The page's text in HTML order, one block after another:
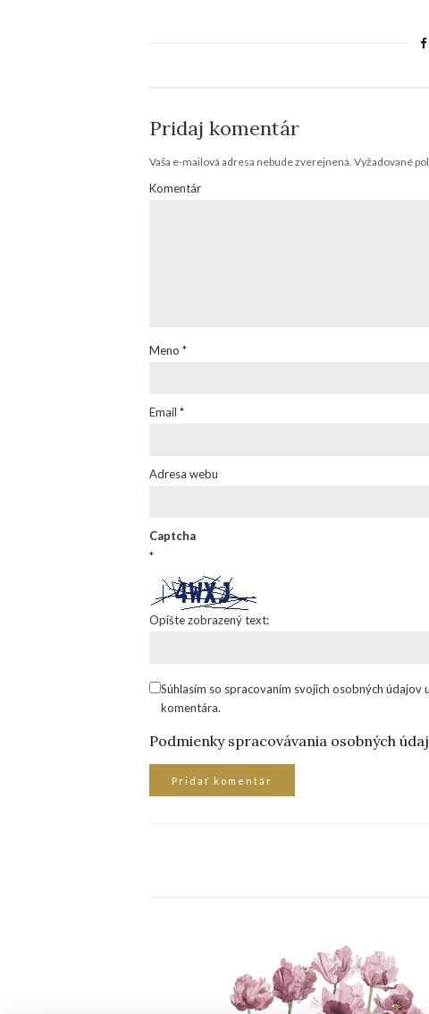
Pridaj komentár
Vaša e-mailová adresa nebude zverejnená. Vyžadované
Komentár
Meno *
Email *
Adresa webu
Captcha
*
Opíšte zobrazený text:
Súhlasím so spracovaním svojich osobných
komentára.
Podmienky spracovávania osobných